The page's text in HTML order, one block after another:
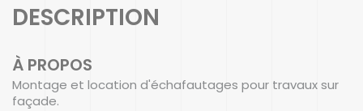
DESCRIPTION
À PROPOS
Montage et location d'échafautages pour travaux sur
façade.